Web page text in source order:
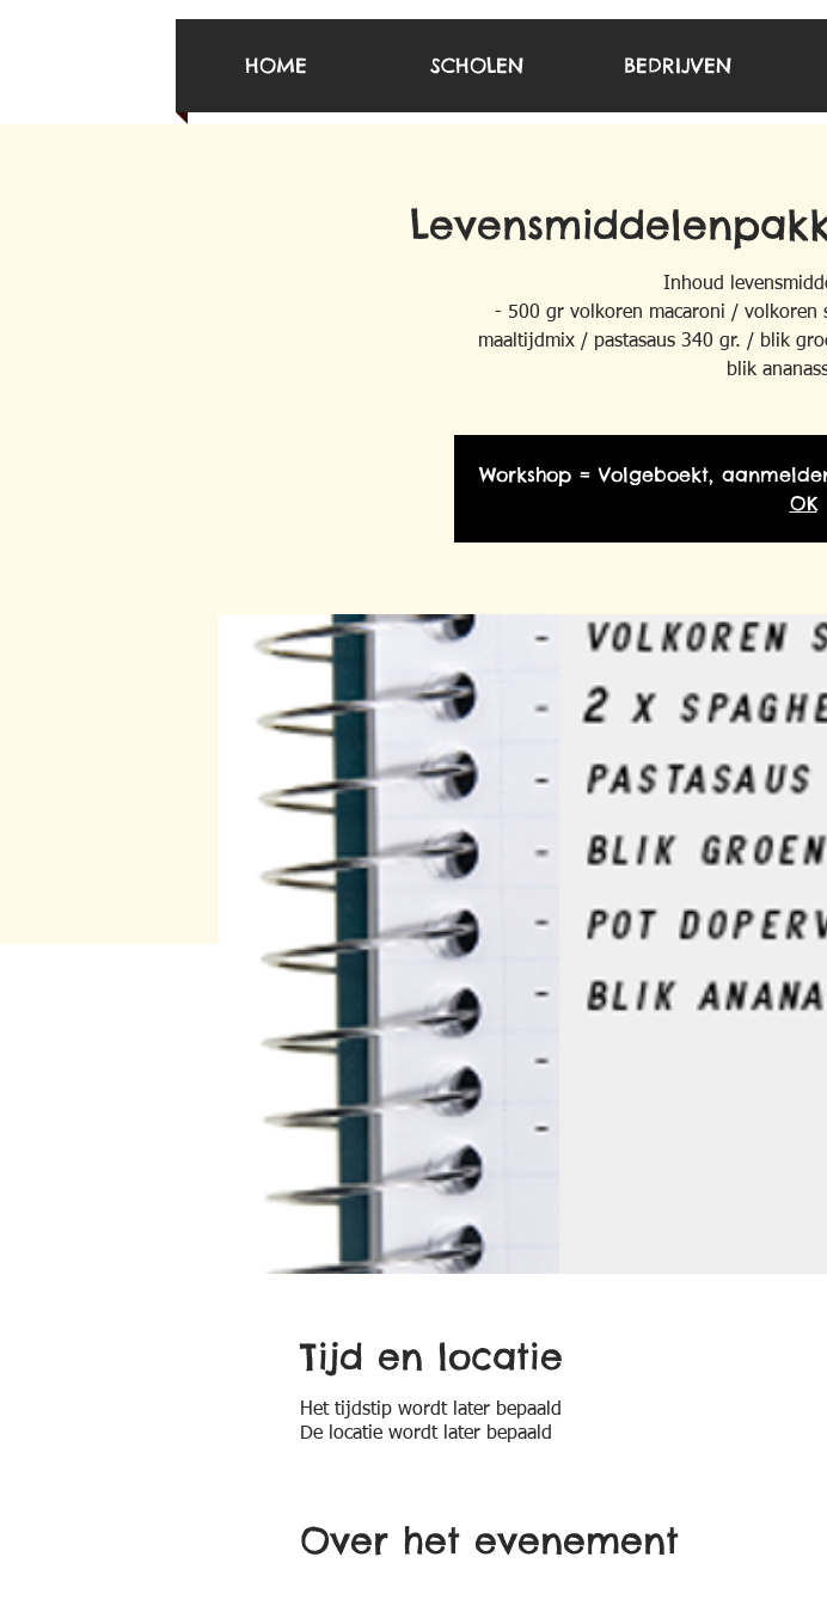
HOME SCHOLEN BEDRIJVEN
Inhoud
- 500 gr volkoren macaroni / volkoren
maaltijdmix / pastasaus 340 gr. / blik
blik
Workshop = Volgeboekt,
OK
Tijd en locatie
Het tijdstip wordt later bepaald
De locatie wordt later bepaald
Over het evenement